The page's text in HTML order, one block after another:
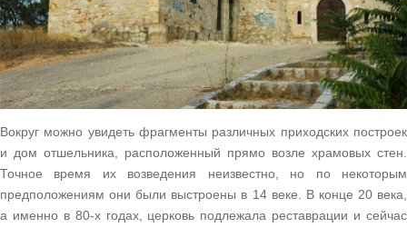
Вокруг можно увидеть фрагменты различных приходских построек
и дом отшельника, расположенный прямо возле храмовых стен.
Точное время их возведения неизвестно, но по некоторым
предположениям они были выстроены в 14 веке. В конце 20 века,
а именно в 80-х годах, церковь подлежала реставрации и сейчас